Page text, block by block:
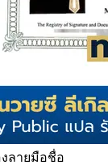
ลายมือชื่อ